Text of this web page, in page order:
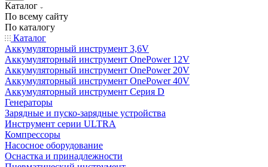
Каталог
По всему сайту
По каталогу
Каталог
Аккумуляторный инструмент 3,6V
Аккумуляторный инструмент OnePower 12V
Аккумуляторный инструмент OnePower 20V
Аккумуляторный инструмент OnePower 40V
Аккумуляторный инструмент Серия D
Генераторы
Зарядные и пуско-зарядные устройства
Инструмент серии ULTRA
Компрессоры
Насосное оборудование
Оснастка и принадлежности